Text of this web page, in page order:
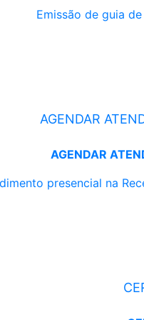
Emissão de guia
AGENDAR
AGENDAR
presencial na